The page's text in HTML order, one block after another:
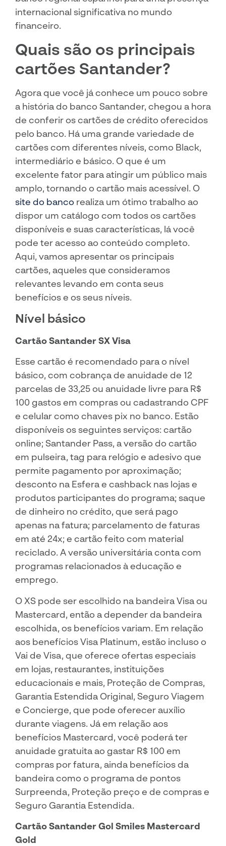
internacional significativa no mundo
financeiro.
Quais são os principais
cartões Santander?
Agora que você já conhece um pouco sobre
a história do banco Santander, chegou a hora
de conferir os cartões de crédito oferecidos
pelo banco. Há uma grande variedade de
cartões com diferentes níveis, como Black,
intermediário e básico. O que é um
excelente fator para atingir um público mais
amplo, tornando o cartão mais acessível. O
site do banco realiza um ótimo trabalho ao
dispor um catálogo com todos os cartões
disponíveis e suas características, lá você
pode ter acesso ao conteúdo completo.
Aqui, vamos apresentar os principais
cartões, aqueles que consideramos
relevantes levando em conta seus
benefícios e os seus níveis.
Nível básico
Cartão Santander SX Visa
Esse cartão é recomendado para o nível
básico, com cobrança de anuidade de 12
parcelas de 33,25 ou anuidade livre para R$
100 gastos em compras ou cadastrando CPF
e celular como chaves pix no banco. Estão
disponíveis os seguintes serviços: cartão
online; Santander Pass, a versão do cartão
em pulseira, tag para relógio e adesivo que
permite pagamento por aproximação;
desconto na Esfera e cashback nas lojas e
produtos participantes do programa; saque
de dinheiro no crédito, que será pago
apenas na fatura; parcelamento de faturas
em até 24x; e cartão feito com material
reciclado. A versão universitária conta com
programas relacionados à educação e
emprego.
O XS pode ser escolhido na bandeira Visa ou
Mastercard, então a depender da bandeira
escolhida, os benefícios variam. Em relação
aos benefícios Visa Platinum, estão incluso o
Vai de Visa, que oferece ofertas especiais
em lojas, restaurantes, instituições
educacionais e mais, Proteção de Compras,
Garantia Estendida Original, Seguro Viagem
e Concierge, que pode oferecer auxílio
durante viagens. Já em relação aos
benefícios Mastercard, você poderá ter
anuidade gratuita ao gastar R$ 100 em
compras por fatura, ainda benefícios da
bandeira como o programa de pontos
Surpreenda, Proteção preço e de compras e
Seguro Garantia Estendida.
Cartão Santander Gol Smiles Mastercard
Gold